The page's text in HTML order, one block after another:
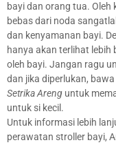
bayi dan orang tua.
bebas dari noda
dan kenyamanan bayi.
hanya akan terlihat lebih
oleh bayi. Jangan ragu
dan jika diperlukan,
Setrika Areng untuk
untuk si kecil.
Untuk informasi lebih
perawatan stroller bayi,